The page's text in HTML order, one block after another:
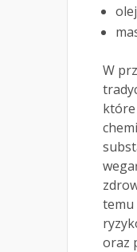
W
które
temu
oraz